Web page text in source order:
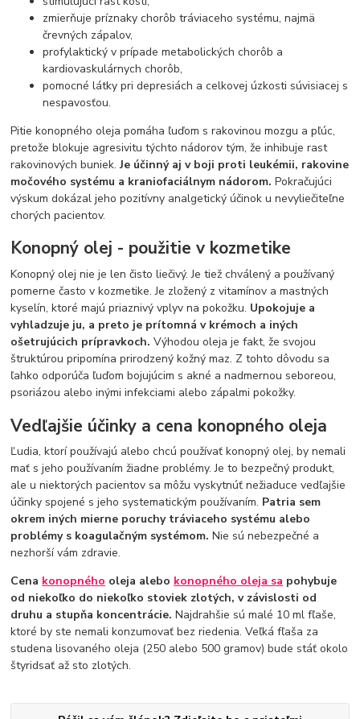
zmierňuje príznaky chorôb tráviaceho systému, najmä
črevných zápalov,
profylaktický v prípade metabolických chorôb a
kardiovaskulárnych chorôb,
pomocné látky pri depresiách a celkovej úzkosti súvisiacej s
nespavosťou.
Pitie konopného oleja pomáha ľuďom s rakovinou mozgu a pľúc,
pretože blokuje agresivitu týchto nádorov tým, že inhibuje rast
rakovinových buniek.Je účinný aj v boji proti leukémii, rakovine
močového systému a kraniofaciálnym nádorom.Pokračujúci
výskum dokázal jeho pozitívny analgetický účinok u nevyliečiteľne
chorých pacientov.
Konopný olej - použitie v kozmetike
Konopný olej nie je len čisto liečivý. Je tiež chválený a používaný
pomerne často v kozmetike. Je zložený z vitamínov a mastných
kyselín, ktoré majú priaznivý vplyv na pokožku. Upokojuje a
vyhladzuje ju, a preto je prítomná v krémoch a iných
ošetrujúcich prípravkoch.Výhodou oleja je fakt, že svojou
štruktúrou pripomína prirodzený kožný maz. Z tohto dôvodu sa
ľahko odporúča ľuďom bojujúcim s akné a nadmernou seboreou,
psoriázou alebo inými infekciami alebo zápalmi pokožky.
Vedľajšie účinky a cena konopného oleja
Ľudia, ktorí používajú alebo chcú používať konopný olej, by nemali
mať s jeho používaním žiadne problémy. Je to bezpečný produkt,
ale u niektorých pacientov sa môžu vyskytnúť nežiaduce vedľajšie
účinky spojené s jeho systematickým používaním. Patria sem
okrem iných mierne poruchy tráviaceho systému alebo
problémy s koagulačným systémom.Nie sú nebezpečné a
nezhorší vám zdravie.
Cena konopného oleja alebo konopného oleja sa pohybuje
od niekoľko do niekoľko stoviek zlotých, v závislosti od
druhu a stupňa koncentrácie.Najdrahšie sú malé 10 ml fľaše,
ktoré by ste nemali konzumovať bez riedenia. Veľká fľaša za
studena lisovaného oleja (250 alebo 500 gramov) bude stáť okolo
štyridsať až sto zlotých.